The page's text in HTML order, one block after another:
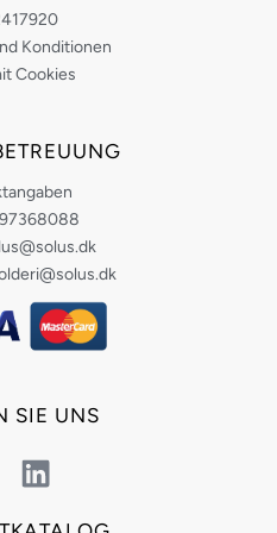
Konditionen
Cookies
SIE UNS
L
i
n